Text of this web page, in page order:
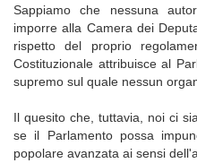
Sappiamo che nessuna
imporre alla Camera dei
rispetto del proprio
Costituzionale attribuisce al
supremo sul quale nessun
Il quesito che, tuttavia, noi ci
se il Parlamento possa
popolare avanzata ai sensi